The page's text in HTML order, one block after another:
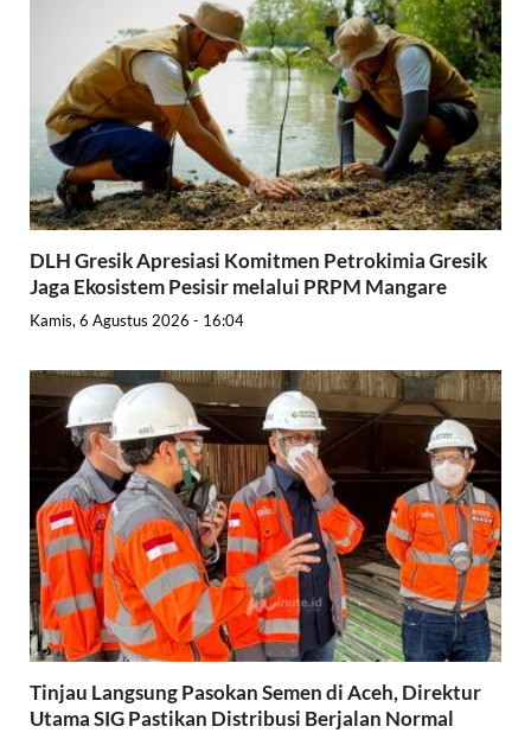
DLH Gresik Apresiasi Komitmen Petrokimia Gresik
Jaga Ekosistem Pesisir melalui PRPM Mangare
Kamis, 6 Agustus 2026 - 16:04
Tinjau Langsung Pasokan Semen di Aceh, Direktur
Utama SIG Pastikan Distribusi Berjalan Normal